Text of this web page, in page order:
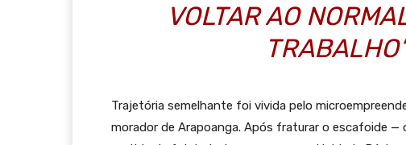
VOLTAR AO
Trajetória semelhante foi vivida pelo
morador de Arapoanga. Após fraturar o escafoide